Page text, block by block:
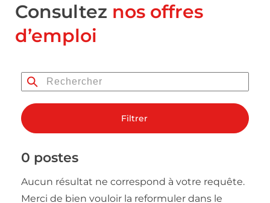
Consultez nos offres
d’emploi
Filtrer
0 postes
Aucun résultat ne correspond à votre requête.
Merci de bien vouloir la reformuler dans le